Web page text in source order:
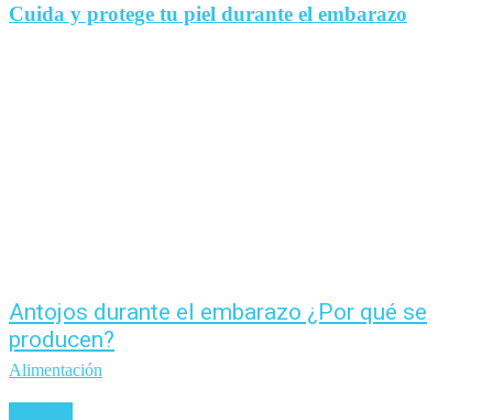
Cuida y protege tu piel durante el embarazo
Antojos durante el embarazo ¿Por qué se
producen?
Alimentación